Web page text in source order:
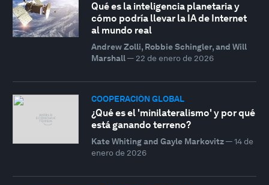
Qué es la inteligencia planetaria y
cómo podría llevar la IA de Internet
al mundo real
Andrew Zolli, Robbie Schingler, and Will
Marshall— 22 de enero de 2026
COOPERACIÓN GLOBAL
¿Qué es el 'minilateralismo' y por qué
está ganando terreno?
Kate Whiting and Gayle Markovitz— 14 de
enero de 2026